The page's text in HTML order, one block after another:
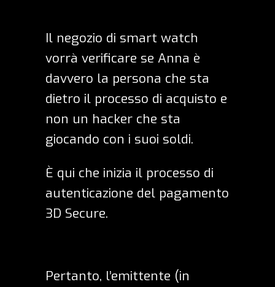
Il negozio di smart watch
vorrà verificare se Anna è
davvero la persona che sta
dietro il processo di acquisto e
non un hacker che sta
giocando con i suoi soldi.
È qui che inizia il processo di
autenticazione del pagamento
3D Secure.
Pertanto, l’emittente (in